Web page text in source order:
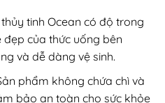
tinh Ocean có độ trong
của thức uống bên
và dễ dàng vệ sinh.
phẩm không chứa chì và
bảo an toàn cho sức khỏe